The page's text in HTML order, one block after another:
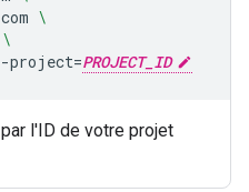
\
\
project=PROJECT_ID
par l'ID de votre projet